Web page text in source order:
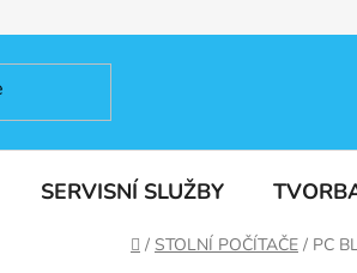
SERVISNÍ SLUŽBY
Domů
/ STOLNÍ POČÍTAČE / PC